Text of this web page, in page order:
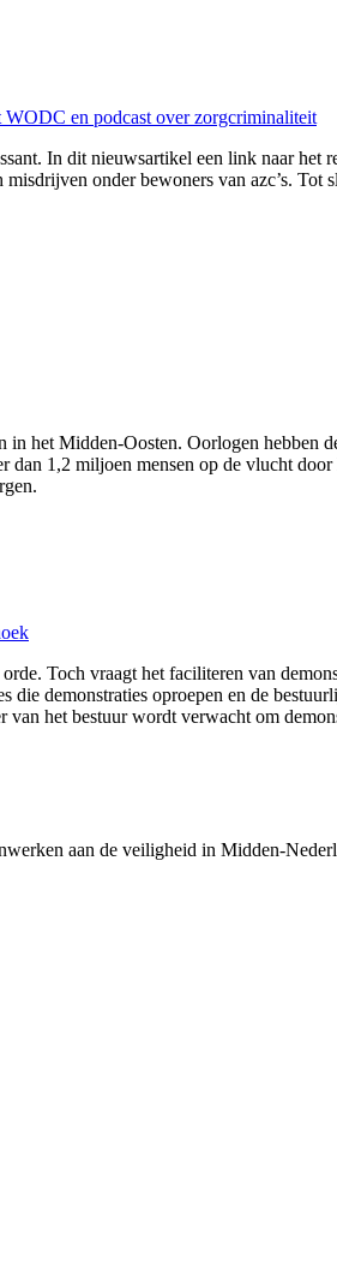
en podcast over zorgcriminaliteit
In dit nieuwsartikel een link naar het
onder bewoners van azc’s.
het Midden-Oosten. Oorlogen hebben
1,2 miljoen mensen op de vlucht
Toch vraagt het faciliteren van
demonstraties oproepen en de
het bestuur wordt verwacht om
aan de veiligheid in Midden-